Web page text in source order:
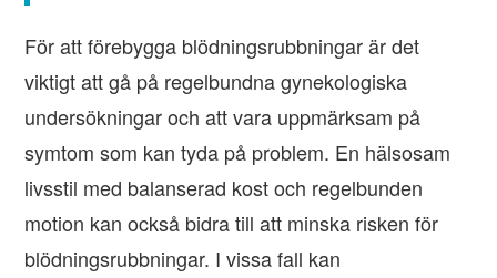
För att förebygga blödningsrubbningar är det
viktigt att gå på regelbundna gynekologiska
undersökningar och att vara uppmärksam på
symtom som kan tyda på problem. En hälsosam
livsstil med balanserad kost och regelbunden
motion kan också bidra till att minska risken för
blödningsrubbningar. I vissa fall kan